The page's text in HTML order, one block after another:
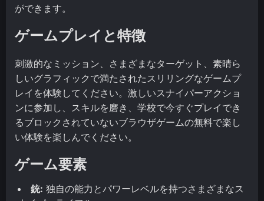
ができます。
ゲームプレイと特徴
刺激的なミッション、さまざまなターゲット、素晴ら
しいグラフィックで満たされたスリリングなゲームプ
レイを体験してください。激しいスナイパーアクショ
ンに参加し、スキルを磨き、学校で今すぐプレイでき
るブロックされていないブラウザゲームの無料で楽し
い体験を楽しんでください。
ゲーム要素
銃: 独自の能力とパワーレベルを持つさまざまなス